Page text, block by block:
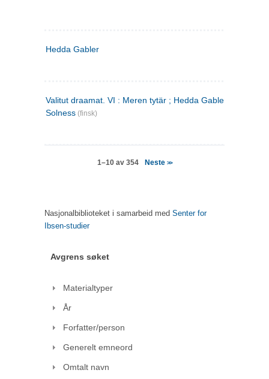
Hedda Gabler
Valitut draamat. VI : Meren tytär ; Hedda Gabler ;
Solness (finsk)
1–10 av 354 Neste >>
Nasjonalbiblioteket i samarbeid med Senter for
Ibsen-studier
Avgrens søket
Materialtyper
År
Forfatter/person
Generelt emneord
Omtalt navn